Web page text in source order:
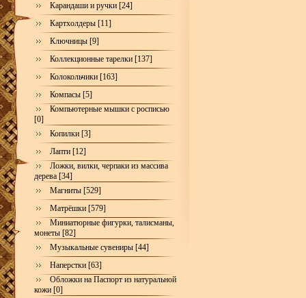
Карандаши и ручки [24]
Картхолдеры [11]
Ключницы [9]
Коллекционные тарелки [137]
Колокольчики [163]
Компасы [5]
Компьютерные мышки с росписью
[0]
Копилки [3]
Лапти [12]
Ложки, вилки, черпаки из массива
дерева [34]
Магниты [529]
Матрёшки [579]
Миниатюрные фигурки, талисманы,
монеты [82]
Музыкальные сувениры [44]
Наперстки [63]
Обложки на Паспорт из натуральной
кожи [0]